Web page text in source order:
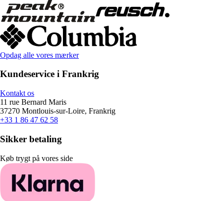
Opdag alle vores mærker
Kundeservice i Frankrig
Kontakt os
11 rue Bernard Maris
37270 Montlouis-sur-Loire, Frankrig
+33 1 86 47 62 58
Sikker betaling
Køb trygt på vores side